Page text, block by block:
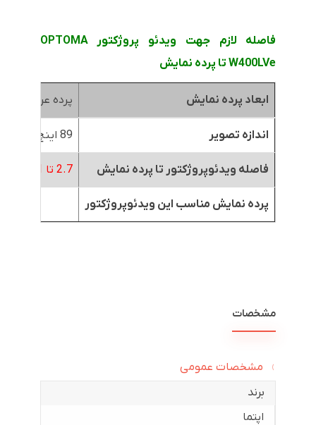
فاصله لازم جهت ویدئو پروژکتور OPTOMA
W400LVe تا پرده نمایش
ابعاد پرده نمایش پرده عرض 1.8متر
اندازه تصویر 89 اینچ
فاصله ویدئوپروژکتور تا پرده نمایش 2.7 تا 3.1 متر
پرده نمایش مناسب این ویدئوپروژکتور
مشخصات
مشخصات عمومی
برند
اپتما